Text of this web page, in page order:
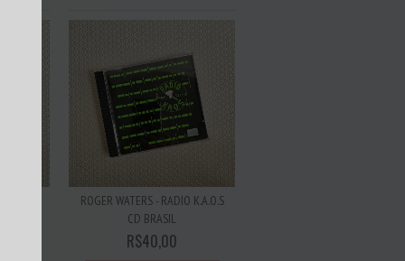
TO
ROGER WATERS - RADIO K.A.O.S
CD BRASIL
R$40,00